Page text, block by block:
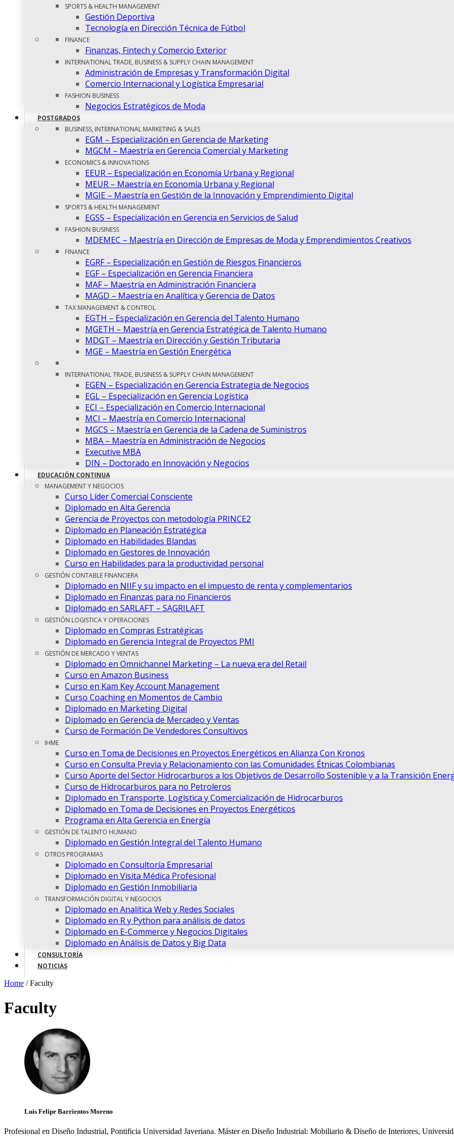
SPORTS & HEALTH MANAGEMENT
Gestión Deportiva
Tecnología en Dirección Técnica de Fútbol
FINANCE
Finanzas, Fintech y Comercio Exterior
INTERNATIONAL TRADE, BUSINESS & SUPPLY CHAIN MANAGEMENT
Administración de Empresas y Transformación Digital
Comercio Internacional y Logística Empresarial
FASHION BUSINESS
Negocios Estratégicos de Moda
POSTGRADOS
BUSINESS, INTERNATIONAL MARKETING & SALES
EGM – Especialización en Gerencia de Marketing
MGCM – Maestría en Gerencia Comercial y Marketing
ECONOMICS & INNOVATIONS
EEUR – Especialización en Economía Urbana y Regional
MEUR – Maestría en Economía Urbana y Regional
MGIE – Maestría en Gestión de la Innovación y Emprendimiento Digital
SPORTS & HEALTH MANAGEMENT
EGSS – Especialización en Gerencia en Servicios de Salud
FASHION BUSINESS
MDEMEC – Maestría en Dirección de Empresas de Moda y Emprendimientos Creativos
FINANCE
EGRF – Especialización en Gestión de Riesgos Financieros
EGF – Especialización en Gerencia Financiera
MAF – Maestría en Administración Financiera
MAGD – Maestría en Analítica y Gerencia de Datos
TAX MANAGEMENT & CONTROL
EGTH – Especialización en Gerencia del Talento Humano
MGETH – Maestría en Gerencia Estratégica de Talento Humano
MDGT – Maestría en Dirección y Gestión Tributaria
MGE – Maestría en Gestión Energética
INTERNATIONAL TRADE, BUSINESS & SUPPLY CHAIN MANAGEMENT
EGEN – Especialización en Gerencia Estrategia de Negocios
EGL – Especialización en Gerencia Logística
ECI – Especialización en Comercio Internacional
MCI – Maestría en Comercio Internacional
MGCS – Maestría en Gerencia de la Cadena de Suministros
MBA – Maestría en Administración de Negocios
Executive MBA
DIN – Doctorado en Innovación y Negocios
EDUCACIÓN CONTINUA
MANAGEMENT Y NEGOCIOS
Curso Líder Comercial Consciente
Diplomado en Alta Gerencia
Gerencia de Proyectos con metodología PRINCE2
Diplomado en Planeación Estratégica
Diplomado en Habilidades Blandas
Diplomado en Gestores de Innovación
Curso en Habilidades para la productividad personal
GESTIÓN CONTABLE FINANCIERA
Diplomado en NIIF y su impacto en el impuesto de renta y complementarios
Diplomado en Finanzas para no Financieros
Diplomado en SARLAFT – SAGRILAFT
GESTIÓN LOGISTICA Y OPERACIONES
Diplomado en Compras Estratégicas
Diplomado en Gerencia Integral de Proyectos PMI
GESTIÓN DE MERCADO Y VENTAS
Diplomado en Omnichannel Marketing – La nueva era del Retail
Curso en Amazon Business
Curso en Kam Key Account Management
Curso Coaching en Momentos de Cambio
Diplomado en Marketing Digital
Diplomado en Gerencia de Mercadeo y Ventas
Curso de Formación De Vendedores Consultivos
IHME
Curso en Toma de Decisiones en Proyectos Energéticos en Alianza Con Kronos
Curso en Consulta Previa y Relacionamiento con las Comunidades Étnicas Colombianas
Curso Aporte del Sector Hidrocarburos a los Objetivos de Desarrollo Sostenible y a la Transición
Curso de Hidrocarburos para no Petroleros
Diplomado en Transporte, Logística y Comercialización de Hidrocarburos
Diplomado en Toma de Decisiones en Proyectos Energéticos
Programa en Alta Gerencia en Energía
GESTIÓN DE TALENTO HUMANO
Diplomado en Gestión Integral del Talento Humano
OTROS PROGRAMAS
Diplomado en Consultoría Empresarial
Diplomado en Visita Médica Profesional
Diplomado en Gestión Inmobiliaria
TRANSFORMACIÓN DIGITAL Y NEGOCIOS
Diplomado en Analítica Web y Redes Sociales
Diplomado en R y Python para análisis de datos
Diplomado en E-Commerce y Negocios Digitales
Diplomado en Análisis de Datos y Big Data
CONSULTORÍA
NOTICIAS
Home /Faculty
Faculty
Luis Felipe Barrientos Moreno
Profesional en Diseño Industrial, Pontificia Universidad Javeriana. Máster en Diseño Industrial: Mobiliario & Diseño de Interiores,